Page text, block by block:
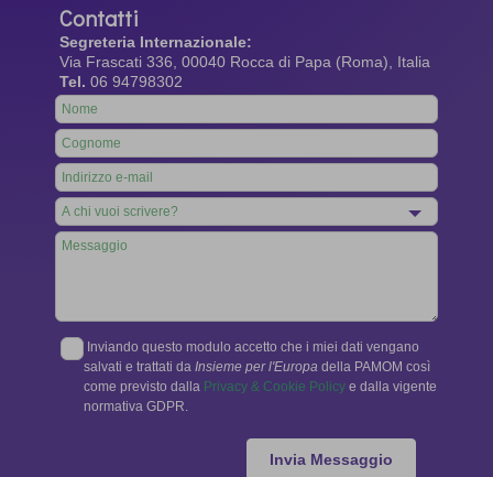
Contatti
Segreteria Internazionale:
Via Frascati 336, 00040 Rocca di Papa (Roma), Italia
Tel. 06 94798302
Leave
this
field
blank
Inviando questo modulo accetto che i miei dati vengano
salvati e trattati da Insieme per l'Europa della PAMOM così
come previsto dalla Privacy & Cookie Policy e dalla vigente
normativa GDPR.
Invia Messaggio